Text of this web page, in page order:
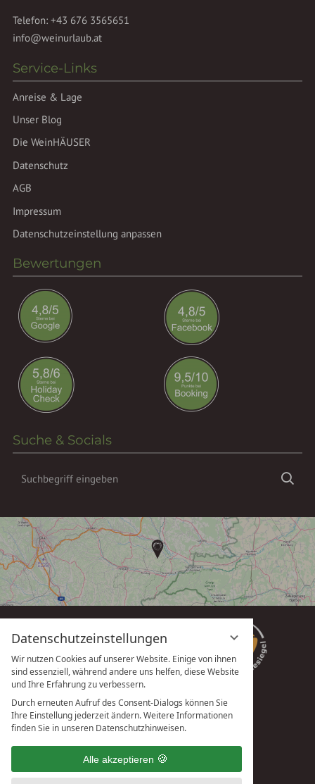
Datenschutzeinstellungen
Wir nutzen Cookies auf unserer Website. Einige von ihnen
sind essenziell, während andere uns helfen, diese Website
und Ihre Erfahrung zu verbessern.
Durch erneuten Aufruf des Consent-Dialogs können Sie
Ihre Einstellung jederzeit ändern. Weitere Informationen
finden Sie in unseren Datenschutzhinweisen.
Alle akzeptieren
Telefon:+43 676 3565651
info@weinurlaub.at
Service-Links
Anreise & Lage
Unser Blog
Die WeinHÄUSER
Datenschutz
AGB
Impressum
Datenschutzeinstellung anpassen
Bewertungen
Suche & Socials
Suchbegriff
vioma GmbH